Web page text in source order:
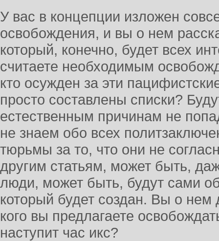
У вас в концепции изложен
освобождения, и вы о нем
который, конечно, будет всех
считаете необходимым
кто осужден за эти
просто составлены списки?
естественным причинам не
не знаем обо всех
тюрьмы за то, что они не
другим статьям, может быть,
люди, может быть, будут сами
который будет создан. Вы о
кого вы предлагаете
наступит час икс?